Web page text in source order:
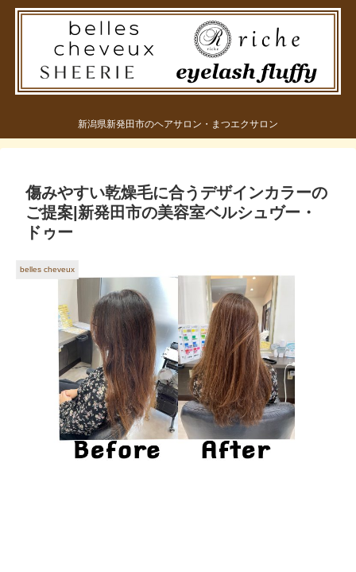
新潟県新発田市のヘアサロン・まつエクサロン
傷みやすい乾燥毛に合うデザインカラーの
ご提案|新発田市の美容室ベルシュヴー・
ドゥー
belles cheveux